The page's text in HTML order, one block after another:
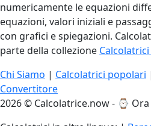
numericamente le equazioni
equazioni, valori iniziali e
con grafici e spiegazioni.
parte della collezione
Chi Siamo | Calcolatrici popolari |
Convertitore
2026 © Calcolatrice.now - ⌚